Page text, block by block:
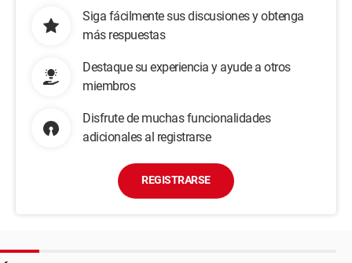
Siga fácilmente sus discusiones y obtenga
más respuestas
Destaque su experiencia y ayude a otros
miembros
Disfrute de muchas funcionalidades
adicionales al registrarse
REGISTRARSE